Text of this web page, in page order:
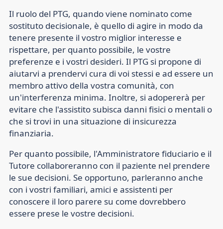
Il ruolo del PTG, quando viene nominato come
sostituto decisionale, è quello di agire in modo da
tenere presente il vostro miglior interesse e
rispettare, per quanto possibile, le vostre
preferenze e i vostri desideri. Il PTG si propone di
aiutarvi a prendervi cura di voi stessi e ad essere un
membro attivo della vostra comunità, con
un'interferenza minima. Inoltre, si adopererà per
evitare che l'assistito subisca danni fisici o mentali o
che si trovi in una situazione di insicurezza
finanziaria.
Per quanto possibile, l'Amministratore fiduciario e il
Tutore collaboreranno con il paziente nel prendere
le sue decisioni. Se opportuno, parleranno anche
con i vostri familiari, amici e assistenti per
conoscere il loro parere su come dovrebbero
essere prese le vostre decisioni.